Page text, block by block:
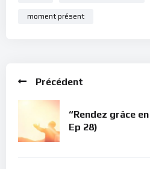
moment présent
Précédent
“Rendez grâce
Ep 28)